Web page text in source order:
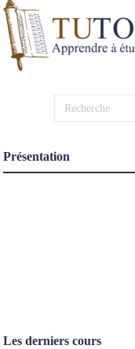
Présentation
Les derniers cours